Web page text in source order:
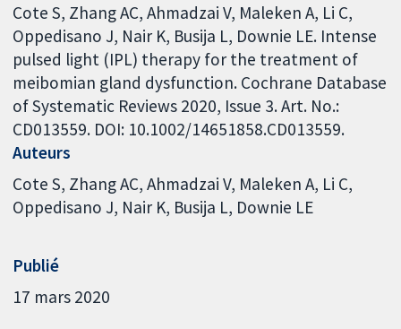
Cote S, Zhang AC, Ahmadzai V, Maleken A, Li C,
Oppedisano J, Nair K, Busija L, Downie LE. Intense
pulsed light (IPL) therapy for the treatment of
meibomian gland dysfunction. Cochrane Database
of Systematic Reviews 2020, Issue 3. Art. No.:
CD013559. DOI: 10.1002/14651858.CD013559.
Auteurs
Cote S Zhang AC Ahmadzai V Maleken A Li C
Oppedisano J Nair K Busija L Downie LE
Publié
17 mars 2020